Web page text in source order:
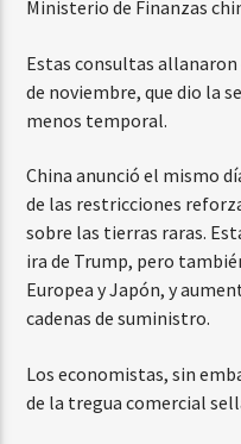
Ministerio de Finanzas
Estas consultas
de noviembre, que dio la
menos temporal.
China anunció el mismo
de las restricciones
sobre las tierras raras.
ira de Trump, pero
Europea y Japón, y
cadenas de suministro.
Los economistas, sin
de la tregua comercial